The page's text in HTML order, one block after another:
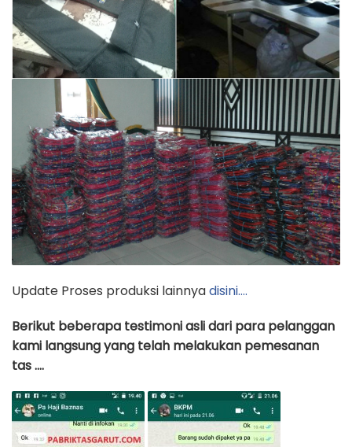
Update Proses produksi lainnyadisini….
Berikut beberapa testimoni asli dari para pelanggan
kami langsung yang telah melakukan pemesanan
tas ….